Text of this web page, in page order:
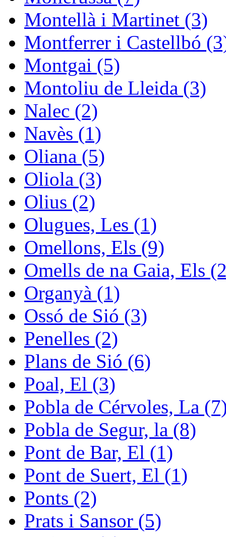
Montellà i Martinet (3)
Montferrer i Castellbó
Montgai (5)
Montoliu de Lleida (3)
Nalec (2)
Navès (1)
Oliana (5)
Oliola (3)
Olius (2)
Olugues, Les (1)
Omellons, Els (9)
Omells de na Gaia, Els
Organyà (1)
Ossó de Sió (3)
Penelles (2)
Plans de Sió (6)
Poal, El (3)
Pobla de Cérvoles, La
Pobla de Segur, la (8)
Pont de Bar, El (1)
Pont de Suert, El (1)
Ponts (2)
Prats i Sansor (5)